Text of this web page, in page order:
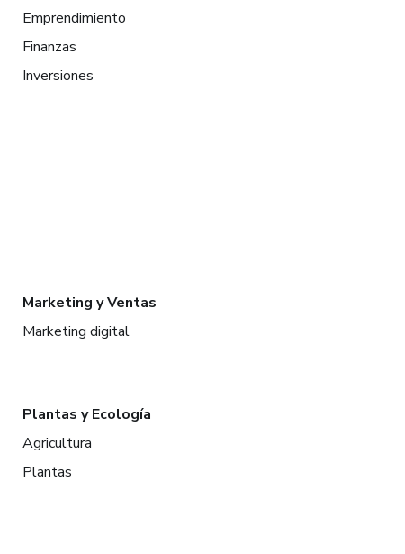
Emprendimiento
Finanzas
Inversiones
Marketing y Ventas
Marketing digital
Plantas y Ecología
Agricultura
Plantas